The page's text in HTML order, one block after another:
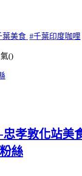
葉美食 #千葉印度咖哩
()
-忠孝敦化站
絲